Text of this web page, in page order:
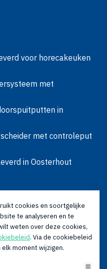
voor horecakeuken
met
in
met controleput
in Oosterhout
cookies en soortgelijke
te analyseren en te
weten over deze cookies,
. Via de cookiebeleid
moment wijzigen.